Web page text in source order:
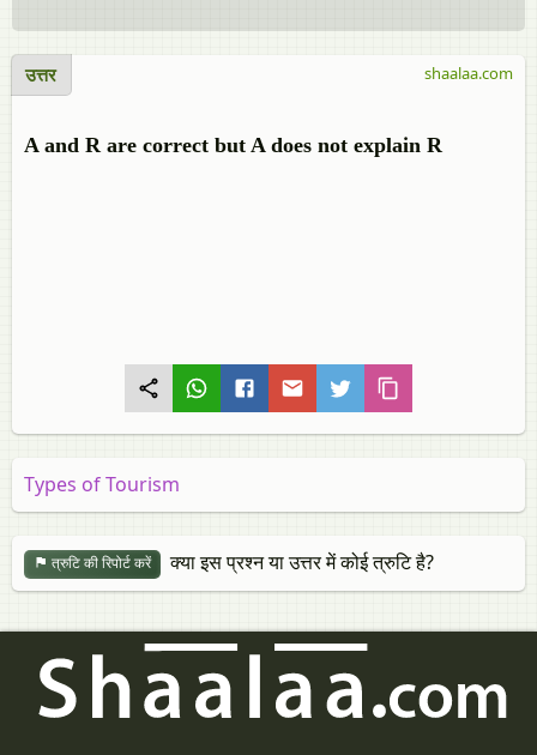
उत्तर
A and R are correct but A does not explain R
shaalaa.com
Types of Tourism
त्रुटि की रिपोर्ट करें क्या इस प्रश्न या उत्तर में कोई त्रुटि है?